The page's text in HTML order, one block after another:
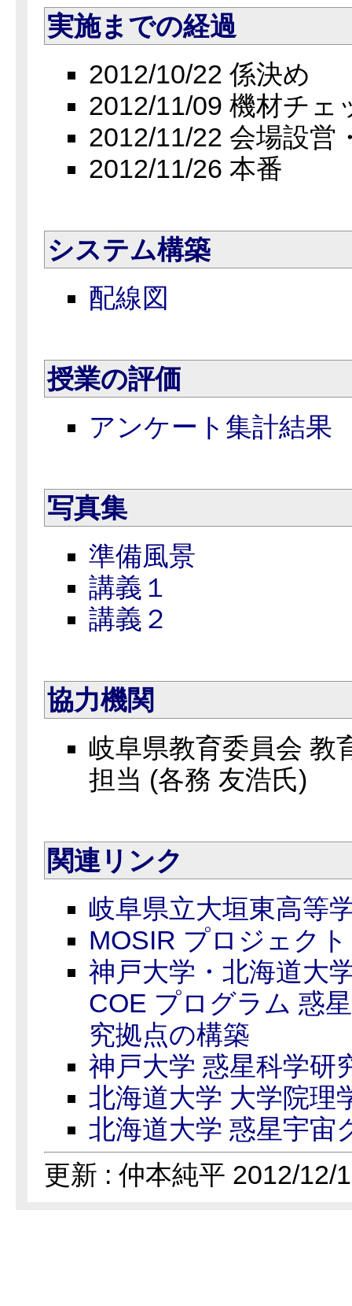
実施までの経過
2012/10/22 係決め
2012/11/09 機材チェ
2012/11/22 会場設営
2012/11/26 本番
システム構築
配線図
授業の評価
アンケート集計結果
写真集
準備風景
講義１
講義２
協力機関
岐阜県教育委員会 教
担当 (各務 友浩氏)
関連リンク
岐阜県立大垣東高等
MOSIR プロジェクト
神戸大学・北海道大
COE プログラム 惑
究拠点の構築
神戸大学 惑星科学研
北海道大学 大学院理
北海道大学 惑星宇宙
更新 : 仲本純平 2012/12/